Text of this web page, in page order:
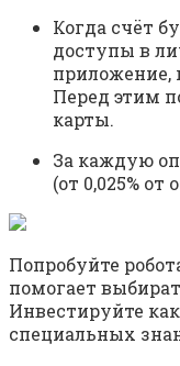
Когда счёт
доступы в
приложение,
Перед этим
карты.
За каждую
(от 0,025%
Попробуйте
помогает
Инвестируйте
специальных